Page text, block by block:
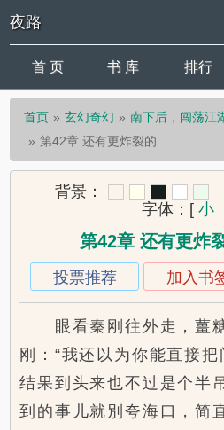
夜路
首 页 书 库 排行
首页 玄幻奇幻
南下后，闯荡江
第42章 还有更炸裂的
背景：
字体： [ 小
第42章 还有更炸
投票推荐 加入书
眼看秦刚往外走，薑糖
刚：“我还以为你能直接把
结果到头来也不过是个半
到的事儿就別夸海口，简